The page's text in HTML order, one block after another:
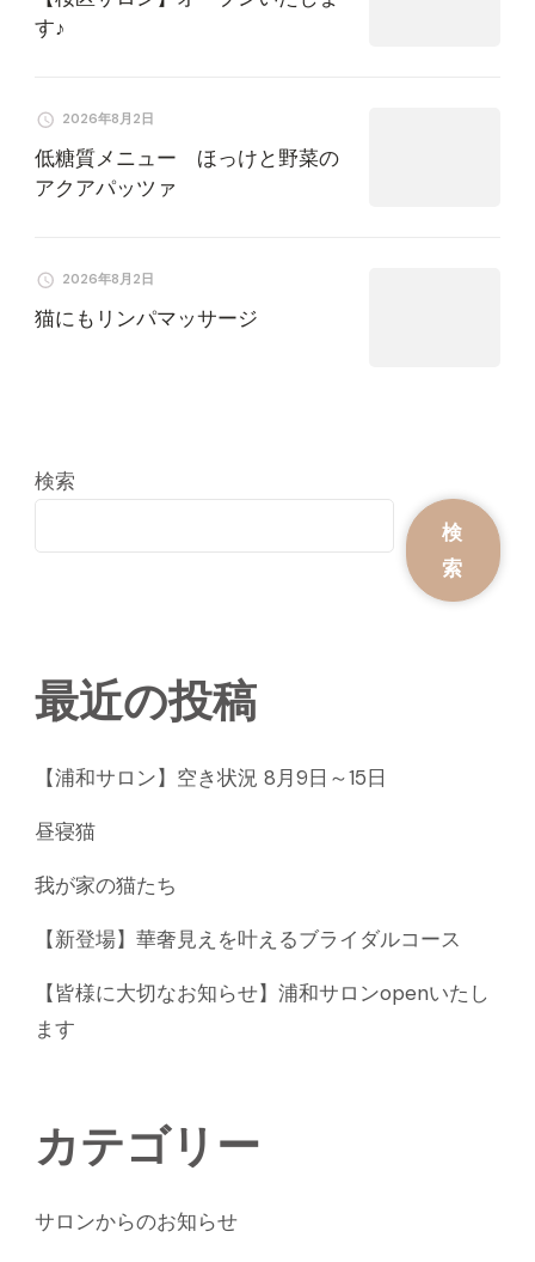
す♪
2026年8月2日
低糖質メニュー ほっけと野菜の
アクアパッツァ
2026年8月2日
猫にもリンパマッサージ
検索
検
索
最近の投稿
【浦和サロン】空き状況 8月9日～15日
昼寝猫
我が家の猫たち
【新登場】華奢見えを叶えるブライダルコース
【皆様に大切なお知らせ】浦和サロンopenいたし
ます
カテゴリー
サロンからのお知らせ